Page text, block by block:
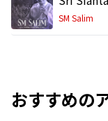
SM Salim
おすすめの